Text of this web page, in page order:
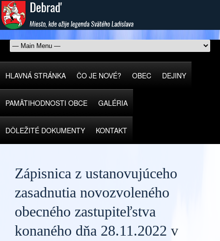
HLAVNÁ STRÁNKA ČO JE NOVÉ? OBEC DEJINY
PAMÄTIHODNOSTI OBCE GALÉRIA
DÔLEŽITÉ DOKUMENTY KONTAKT
Zápisnica z ustanovujúceho
zasadnutia novozvoleného
obecného zastupiteľstva
konaného dňa 28.11.2022 v